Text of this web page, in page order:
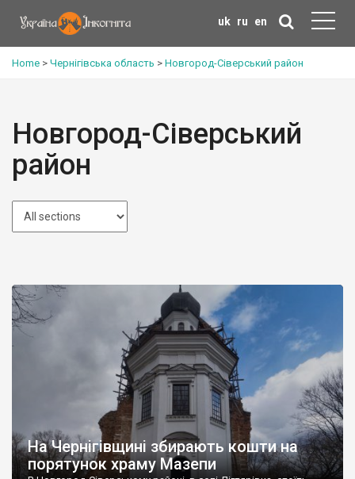
uk ru en
Home > Чернігівська область > Новгород-Сіверський район
Новгород-Сіверський
район
На Чернігівщині збирають кошти на
порятунок храму Мазепи